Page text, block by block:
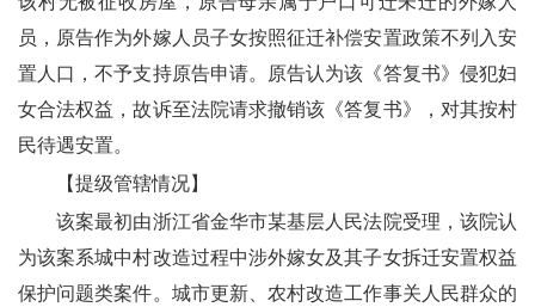
员，原告作为外嫁人员子女按照征迁补偿安置政策不列入安
置人口，不予支持原告申请。原告认为该《答复书》侵犯妇
女合法权益，故诉至法院请求撤销该《答复书》，对其按村
民待遇安置。
【提级管辖情况】
该案最初由浙江省金华市某基层人民法院受理，该院认
为该案系城中村改造过程中涉外嫁女及其子女拆迁安置权益
保护问题类案件。城市更新、农村改造工作事关人民群众的